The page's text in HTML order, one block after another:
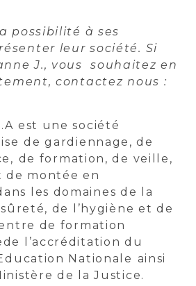
possibilité à ses
leur société. Si
J., vous souhaitez en
contactez nous :
est une société
de gardiennage, de
de formation, de veille,
de montée en
les domaines de la
de l’hygiène et de
de formation
l’accréditation du
Nationale ainsi
de la Justice.